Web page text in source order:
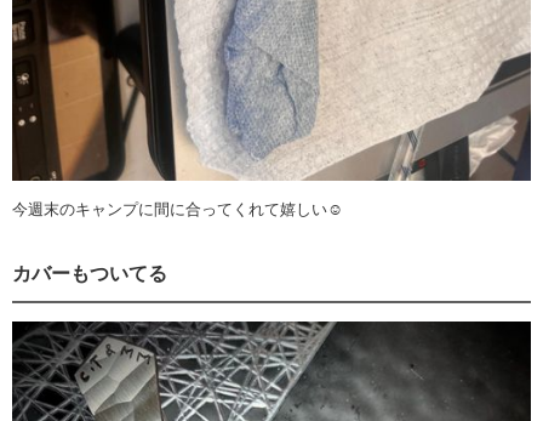
今週末のキャンプに間に合ってくれて嬉しい☺️
カバーもついてる